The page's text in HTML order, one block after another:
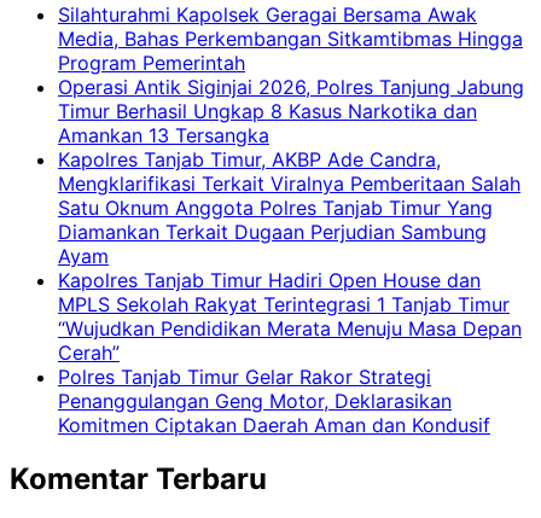
Silahturahmi Kapolsek Geragai Bersama Awak
Media, Bahas Perkembangan Sitkamtibmas Hingga
Program Pemerintah
Operasi Antik Siginjai 2026, Polres Tanjung Jabung
Timur Berhasil Ungkap 8 Kasus Narkotika dan
Amankan 13 Tersangka
Kapolres Tanjab Timur, AKBP Ade Candra,
Mengklarifikasi Terkait Viralnya Pemberitaan Salah
Satu Oknum Anggota Polres Tanjab Timur Yang
Diamankan Terkait Dugaan Perjudian Sambung
Ayam
Kapolres Tanjab Timur Hadiri Open House dan
MPLS Sekolah Rakyat Terintegrasi 1 Tanjab Timur
“Wujudkan Pendidikan Merata Menuju Masa Depan
Cerah”
Polres Tanjab Timur Gelar Rakor Strategi
Penanggulangan Geng Motor, Deklarasikan
Komitmen Ciptakan Daerah Aman dan Kondusif
Komentar Terbaru